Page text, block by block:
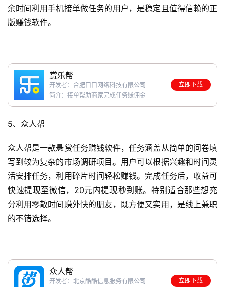
余时间利用手机接单做任务的用户，是稳定且值得信赖的正
版赚钱软件。
赏乐帮
开发者：合肥口口网络科技有限公司
简介：接单帮助商家完成任务赚佣金
立即下载
5、众人帮
众人帮是一款悬赏任务赚钱软件，任务涵盖从简单的问卷填
写到较为复杂的市场调研项目。用户可以根据兴趣和时间灵
活安排任务，利用碎片时间轻松赚钱。完成任务后，收益可
快速提现至微信，20元内提现秒到账。特别适合那些想充
分利用零散时间赚外快的朋友，既方便又实用，是线上兼职
的不错选择。
众人帮
开发者：北京酷酷信息服务有限公司
立即下载